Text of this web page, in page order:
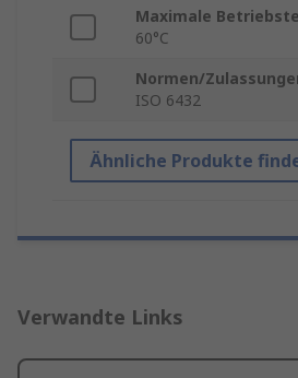
Maximale
60°C
Normen/
ISO 6432
Ähnliche Produkte
Verwandte Links